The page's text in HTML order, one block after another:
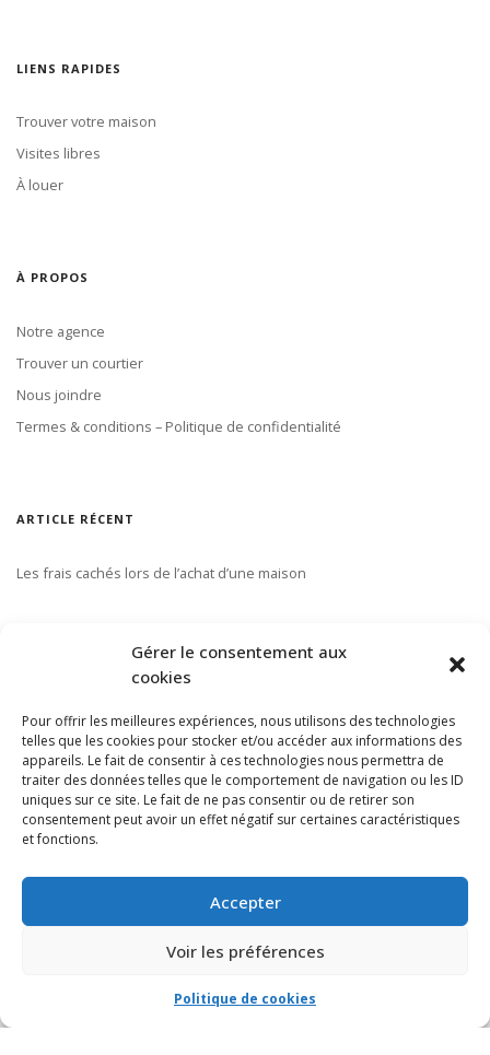
Gérer le consentement aux
cookies
Pour offrir les meilleures expériences, nous utilisons des technologies
telles que les cookies pour stocker et/ou accéder aux informations des
appareils. Le fait de consentir à ces technologies nous permettra de
traiter des données telles que le comportement de navigation ou les ID
uniques sur ce site. Le fait de ne pas consentir ou de retirer son
consentement peut avoir un effet négatif sur certaines caractéristiques
et fonctions.
Accepter
Voir les préférences
Politique de cookies
LIENS RAPIDES
Trouver votre maison
Visites libres
À louer
À PROPOS
Notre agence
Trouver un courtier
Nous joindre
Termes & conditions – Politique de confidentialité
ARTICLE RÉCENT
Les frais cachés lors de l’achat d’une maison